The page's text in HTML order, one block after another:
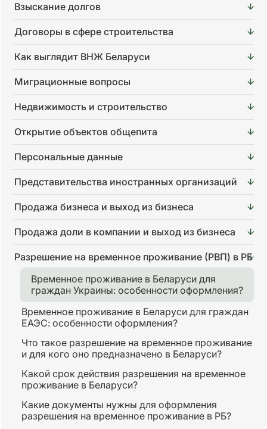
Взыскание долгов
Договоры в сфере строительства
Как выглядит ВНЖ Беларуси
Миграционные вопросы
Недвижимость и строительство
Открытие объектов общепита
Персональные данные
Представительства иностранных организаций
Продажа бизнеса и выход из бизнеса
Продажа доли в компании и выход из бизнеса
Разрешение на временное проживание (РВП) в РБ
Временное проживание в Беларуси для
граждан Украины: особенности оформления?
Временное проживание в Беларуси для граждан
ЕАЭС: особенности оформления?
Что такое разрешение на временное проживание
и для кого оно предназначено в Беларуси?
Какой срок действия разрешения на временное
проживание в Беларуси?
Какие документы нужны для оформления
разрешения на временное проживание в РБ?